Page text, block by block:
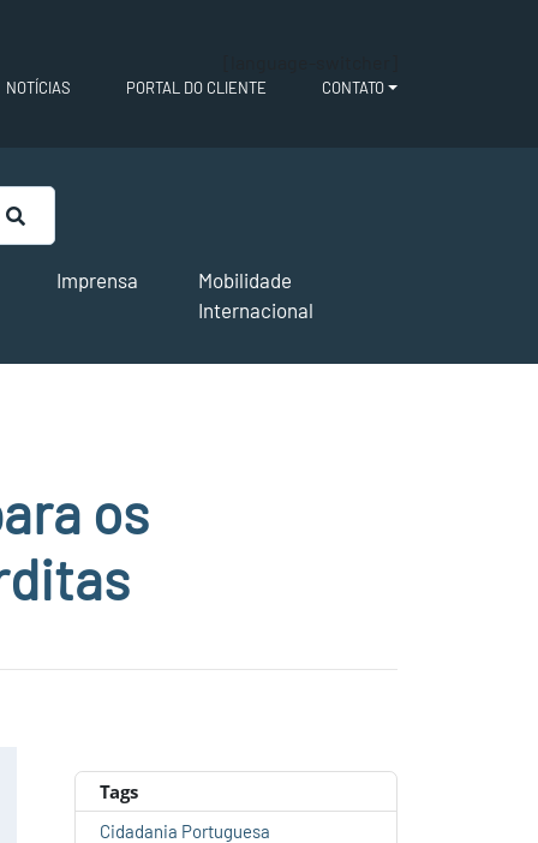
NOTÍCIAS PORTAL DO CLIENTE CONTATO
Imprensa
Mobilidade
Internacional
os
Tags
Cidadania Portuguesa